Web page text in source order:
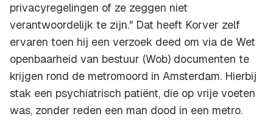
privacyregelingen of ze zeggen niet
verantwoordelijk te zijn." Dat heeft Korver zelf
ervaren toen hij een verzoek deed om via de Wet
openbaarheid van bestuur (Wob) documenten te
krijgen rond de metromoord in Amsterdam. Hierbij
stak een psychiatrisch patiënt, die op vrije voeten
was, zonder reden een man dood in een metro.